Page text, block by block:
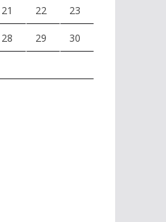
21 22 23
28 29 30